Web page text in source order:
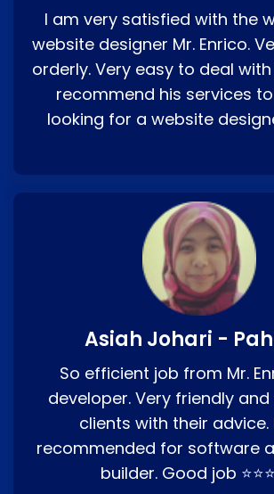
I am very satisfied with the
website designer Mr. Enrico.
orderly. Very easy to deal
recommend his services
looking for a website designer.
Asiah Johari -
So efficient job from Mr.
developer. Very friendly
clients with their advice.
recommended for software
builder. Good job